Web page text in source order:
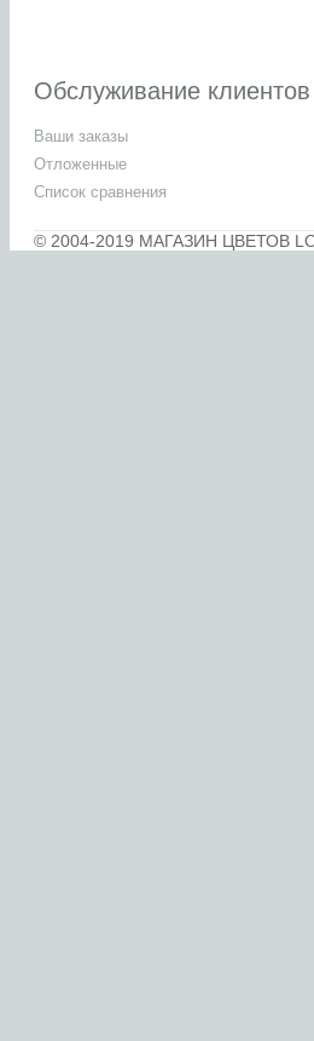
Обслуживание клиентов
Ваши заказы
Отложенные
Список сравнения
© 2004-2019 МАГАЗИН ЦВЕТОВ